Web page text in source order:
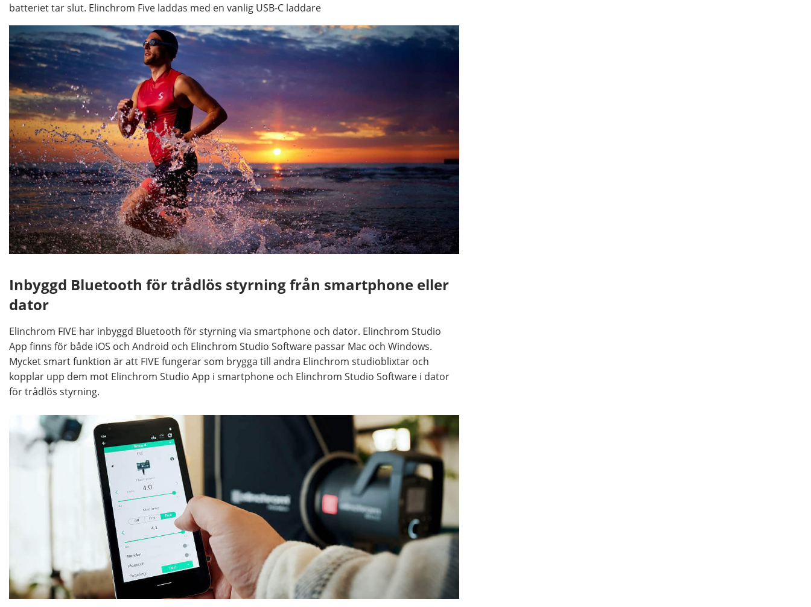
batteriet tar slut. Elinchrom Five laddas med en vanlig USB-C laddare
Inbyggd Bluetooth för trådlös styrning från smartphone eller
dator
Elinchrom FIVE har inbyggd Bluetooth för styrning via smartphone och dator. Elinchrom Studio
App finns för både iOS och Android och Elinchrom Studio Software passar Mac och Windows.
Mycket smart funktion är att FIVE fungerar som brygga till andra Elinchrom studioblixtar och
kopplar upp dem mot Elinchrom Studio App i smartphone och Elinchrom Studio Software i dator
för trådlös styrning.